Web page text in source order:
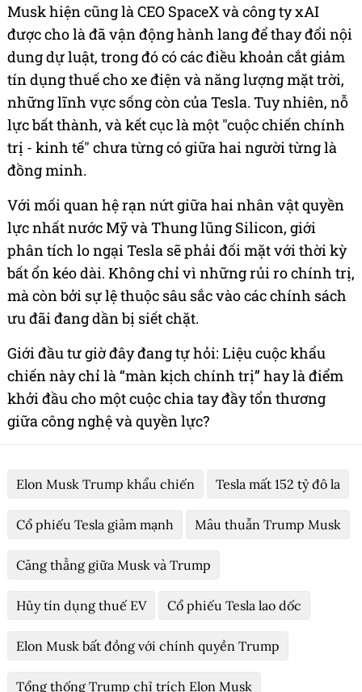
Musk hiện cũng là CEO SpaceX và công ty xAI
được cho là đã vận động hành lang để thay đổi nội
dung dự luật, trong đó có các điều khoản cắt giảm
tín dụng thuế cho xe điện và năng lượng mặt trời,
những lĩnh vực sống còn của Tesla. Tuy nhiên, nỗ
lực bất thành, và kết cục là một "cuộc chiến chính
trị - kinh tế" chưa từng có giữa hai người từng là
đồng minh.
Với mối quan hệ rạn nứt giữa hai nhân vật quyền
lực nhất nước Mỹ và Thung lũng Silicon, giới
phân tích lo ngại Tesla sẽ phải đối mặt với thời kỳ
bất ổn kéo dài. Không chỉ vì những rủi ro chính trị,
mà còn bởi sự lệ thuộc sâu sắc vào các chính sách
ưu đãi đang dần bị siết chặt.
Giới đầu tư giờ đây đang tự hỏi: Liệu cuộc khẩu
chiến này chỉ là “màn kịch chính trị” hay là điểm
khởi đầu cho một cuộc chia tay đầy tổn thương
giữa công nghệ và quyền lực?
Elon Musk Trump khẩu chiến Tesla mất 152 tỷ đô la
Cổ phiếu Tesla giảm mạnh Mâu thuẫn Trump Musk
Căng thẳng giữa Musk và Trump
Hủy tín dụng thuế EV Cổ phiếu Tesla lao dốc
Elon Musk bất đồng với chính quyền Trump
Tổng thống Trump chỉ trích Elon Musk